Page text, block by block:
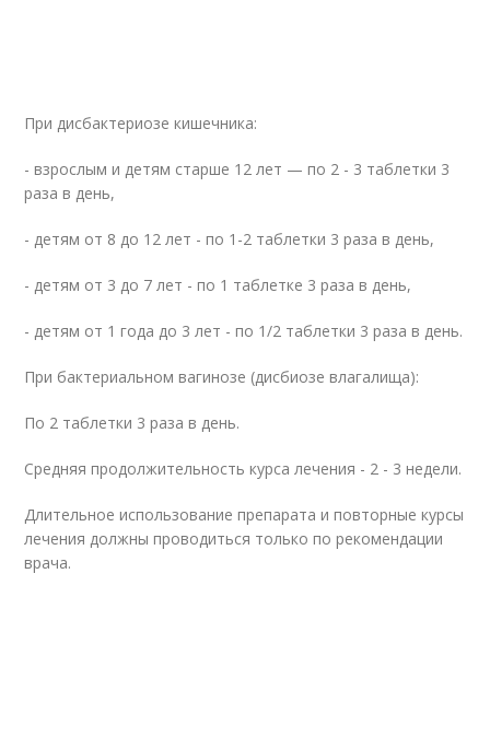
При дисбактериозе кишечника:
- взрослым и детям старше 12 лет — по 2 - 3 таблетки 3
раза в день,
- детям от 8 до 12 лет - по 1-2 таблетки 3 раза в день,
- детям от 3 до 7 лет - по 1 таблетке 3 раза в день,
- детям от 1 года до 3 лет - по 1/2 таблетки 3 раза в день.
При бактериальном вагинозе (дисбиозе влагалища):
По 2 таблетки 3 раза в день.
Средняя продолжительность курса лечения - 2 - 3 недели.
Длительное использование препарата и повторные курсы
лечения должны проводиться только по рекомендации
врача.